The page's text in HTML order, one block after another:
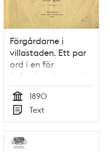
Förgårdarne i
villastaden. Ett par
ord i en för
hufvudstaden vigtig
fråga
Tid
1890
Typ
Text